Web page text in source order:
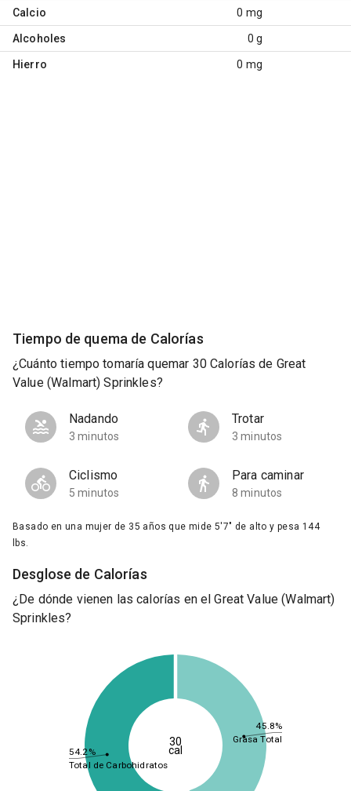
Calcio 0 mg
Alcoholes 0 g
Hierro 0 mg
Tiempo de quema de Calorías
¿Cuánto tiempo tomaría quemar 30 Calorías de Great
Value (Walmart) Sprinkles?
Nadando
3 minutos
Trotar
3 minutos
Ciclismo
5 minutos
Para caminar
8 minutos
Basado en una mujer de 35 años que mide 5'7" de alto y pesa 144
lbs.
Desglose de Calorías
¿De dónde vienen las calorías en el Great Value (Walmart)
Sprinkles?
45.8%
54.2%
Grasa Total
Total de Carbohidratos
30
cal